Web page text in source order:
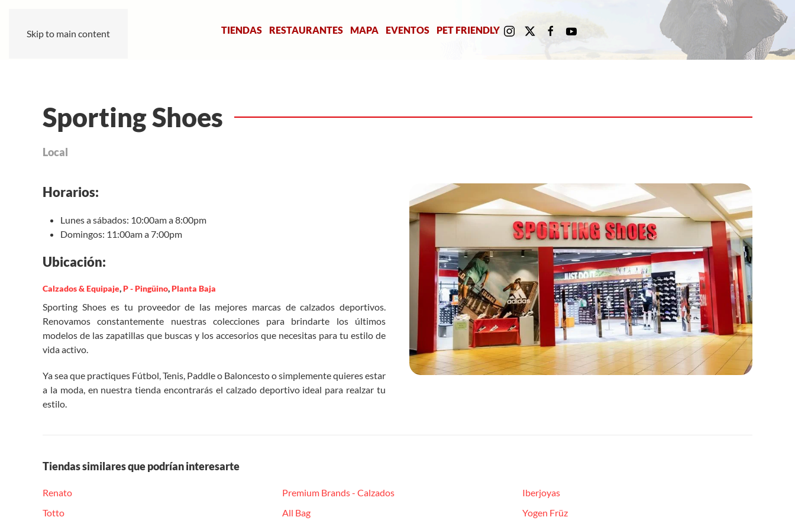
Skip to main content TIENDAS RESTAURANTES MAPA EVENTOS PET FRIENDLY
Sporting Shoes
Local
Horarios:
Lunes a sábados: 10:00am a 8:00pm
Domingos: 11:00am a 7:00pm
Ubicación:
Calzados & Equipaje,P - Pingüino,Planta Baja
Sporting Shoes es tu proveedor de las mejores marcas de calzados deportivos.
Renovamos constantemente nuestras colecciones para brindarte los últimos
modelos de las zapatillas que buscas y los accesorios que necesitas para tu estilo de
vida activo.
Ya sea que practiques Fútbol, Tenis, Paddle o Baloncesto o simplemente quieres estar
a la moda, en nuestra tienda encontrarás el calzado deportivo ideal para realzar tu
estilo.
Tiendas similares que podrían interesarte
Renato
Totto
Premium Brands - Calzados
All Bag
Iberjoyas
Yogen Früz